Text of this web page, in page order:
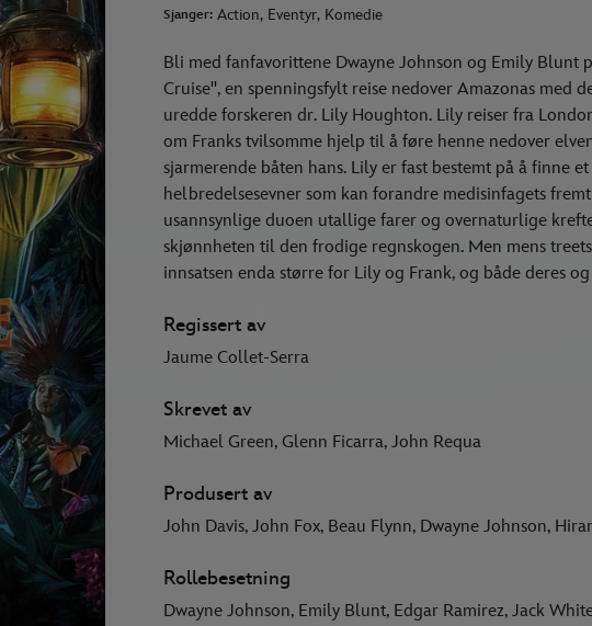
Sjanger: Action, Eventyr, Komedie
Bli med fanfavorittene Dwayne Johnson og Emily Blunt
Cruise", en spenningsfylt reise nedover Amazonas med
uredde forskeren dr. Lily Houghton. Lily reiser fra
om Franks tvilsomme hjelp til å føre henne nedover
sjarmerende båten hans. Lily er fast bestemt på å finne
helbredelsesevner som kan forandre medisinfagets
usannsynlige duoen utallige farer og overnaturlige
skjønnheten til den frodige regnskogen. Men mens
innsatsen enda større for Lily og Frank, og både deres
Regissert av
Jaume Collet-Serra
Skrevet av
Michael Green, Glenn Ficarra, John Requa
Produsert av
John Davis, John Fox, Beau Flynn, Dwayne Johnson,
Rollebesetning
Dwayne Johnson, Emily Blunt, Edgar Ramirez, Jack